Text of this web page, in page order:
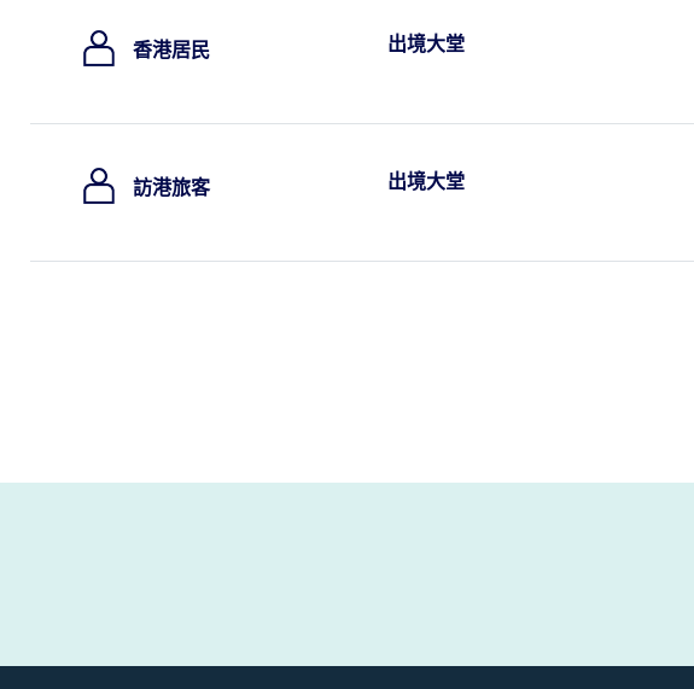
香港居民 出境大堂
訪港旅客 出境大堂